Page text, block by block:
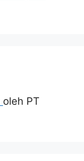
oleh PT